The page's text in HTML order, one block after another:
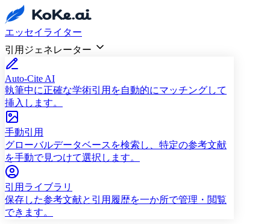
エッセイライター
引用ジェネレーター
Auto-Cite AI
執筆中に正確な学術引用を自動的にマッチングして
挿入します。
手動引用
グローバルデータベースを検索し、特定の参考文献
を手動で見つけて選択します。
引用ライブラリ
保存した参考文献と引用履歴を一か所で管理・閲覧
できます。